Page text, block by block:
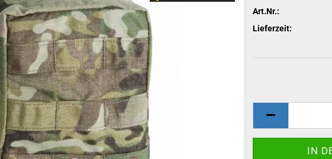
Art.Nr.:
Lieferzeit: